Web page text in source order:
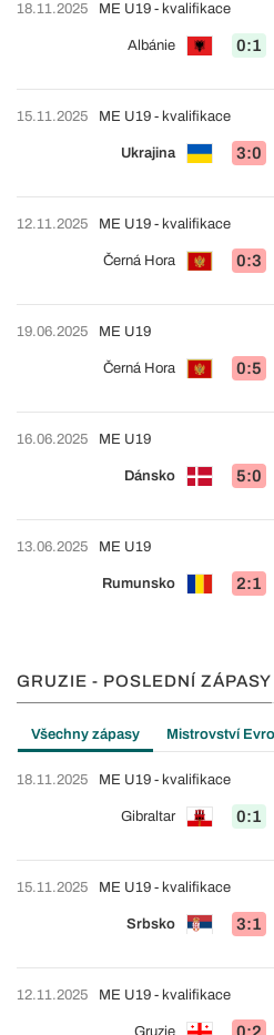
18.11.2025
Albánie 0:1
ME U19 - kvalifikace
15.11.2025
Ukrajina 3:0
ME U19 - kvalifikace
12.11.2025
Černá Hora 0:3
ME U19 - kvalifikace
19.06.2025
Černá Hora 0:5
ME U19
16.06.2025
Dánsko 5:0
ME U19
13.06.2025
Rumunsko 2:1
ME U19
GRUZIE - POSLEDNÍ ZÁPASY
Všechny zápasy Mistrovství
18.11.2025
Gibraltar 0:1
ME U19 - kvalifikace
15.11.2025
Srbsko 3:1
ME U19 - kvalifikace
12.11.2025 ME U19 - kvalifikace